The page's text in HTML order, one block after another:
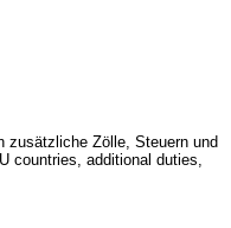
zusätzliche Zölle, Steuern und
countries, additional duties,